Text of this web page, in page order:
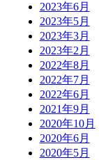
2023年6月
2023年5月
2023年3月
2023年2月
2022年8月
2022年7月
2022年6月
2021年9月
2020年10月
2020年6月
2020年5月